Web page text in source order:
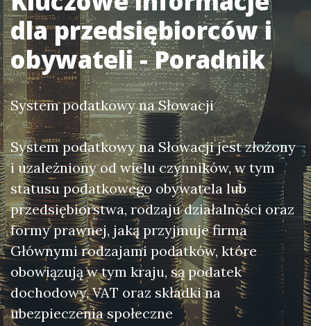
dla przedsiębiorców i
obywateli - Poradnik
System podatkowy na Słowacji
System podatkowy na Słowacji jest złożony
i uzależniony od wielu czynników, w tym
statusu podatkowego obywatela lub
przedsiębiorstwa, rodzaju działalności oraz
formy prawnej, jaką przyjmuje firma
Głównymi rodzajami podatków, które
obowiązują w tym kraju, są podatek
dochodowy, VAT oraz składki na
ubezpieczenia społeczne